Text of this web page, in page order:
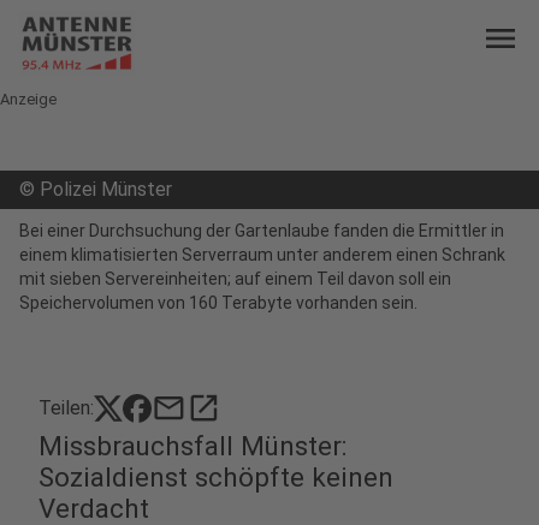
menu
Anzeige
© Polizei Münster
Bei einer Durchsuchung der Gartenlaube fanden die Ermittler in
einem klimatisierten Serverraum unter anderem einen Schrank
mit sieben Servereinheiten; auf einem Teil davon soll ein
Speichervolumen von 160 Terabyte vorhanden sein.
Teilen: mailopen_in_new
Missbrauchsfall Münster:
Sozialdienst schöpfte keinen
Verdacht